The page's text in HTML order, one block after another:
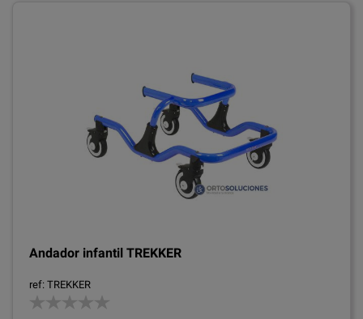
Andador infantil TREKKER
ref: TREKKER